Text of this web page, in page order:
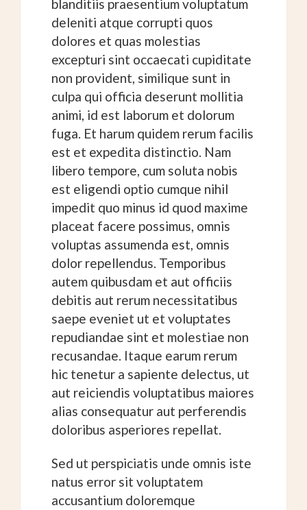
blanditiis praesentium voluptatum
deleniti atque corrupti quos
dolores et quas molestias
excepturi sint occaecati cupiditate
non provident, similique sunt in
culpa qui officia deserunt mollitia
animi, id est laborum et dolorum
fuga. Et harum quidem rerum facilis
est et expedita distinctio. Nam
libero tempore, cum soluta nobis
est eligendi optio cumque nihil
impedit quo minus id quod maxime
placeat facere possimus, omnis
voluptas assumenda est, omnis
dolor repellendus. Temporibus
autem quibusdam et aut officiis
debitis aut rerum necessitatibus
saepe eveniet ut et voluptates
repudiandae sint et molestiae non
recusandae. Itaque earum rerum
hic tenetur a sapiente delectus, ut
aut reiciendis voluptatibus maiores
alias consequatur aut perferendis
doloribus asperiores repellat.
Sed ut perspiciatis unde omnis iste
natus error sit voluptatem
accusantium doloremque